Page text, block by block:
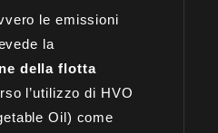
le emissioni
la
della flotta
l’utilizzo di HVO
Oil) come